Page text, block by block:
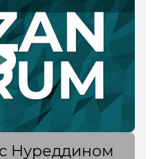
Нуреддином